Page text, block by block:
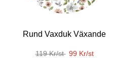
Rund Vaxduk Växande
119 Kr/st 99 Kr/st